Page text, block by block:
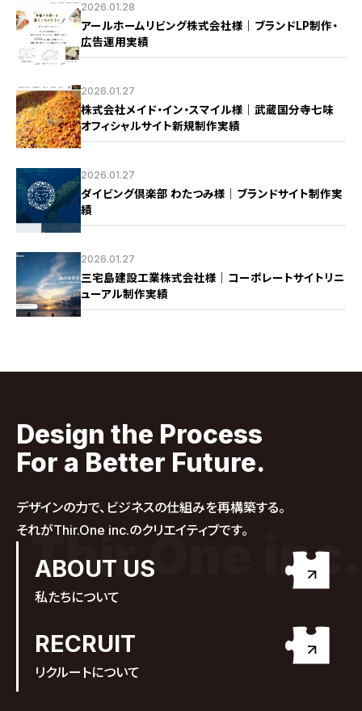
2026.01.28
アールホームリビング株式会社様｜ブランドLP制作・
広告運用実績
2026.01.27
株式会社メイド・イン・スマイル様｜武蔵国分寺七味
オフィシャルサイト新規制作実績
2026.01.27
ダイビング倶楽部 わたつみ様｜ブランドサイト制作実
績
2026.01.27
三宅島建設工業株式会社様｜コーポレートサイトリニ
ューアル制作実績
Thir.One inc.
Design the Process
For a Better Future.
デザインの力で、ビジネスの仕組みを再構築する。
それがThir.One inc.のクリエイティブです。
ABOUT US
私たちについて
RECRUIT
リクルートについて